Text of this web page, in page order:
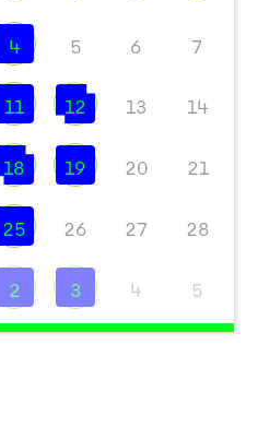
4 5 6 7
11 12 13 14
18 19 20 21
25 26 27 28
2 3 4 5